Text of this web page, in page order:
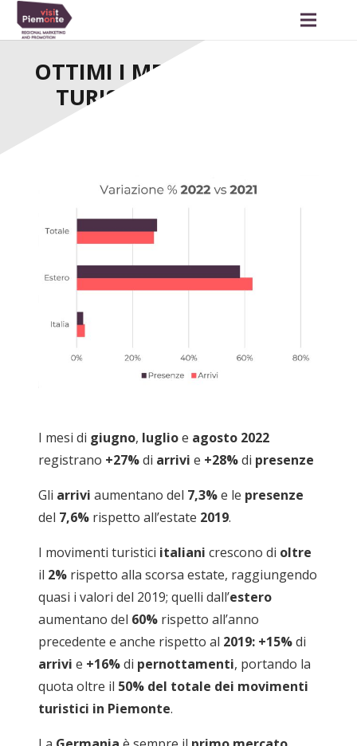
OTTIMI I MESI ESTIVI PER IL
TURISMO IN PIEMONTE
I mesi di giugno, luglioe agosto 2022
registrano +27%di arrivi e +28%di presenze
Gli arrivi aumentano del 7,3%e le presenze
del 7,6% rispetto all’estate 2019.
I movimenti turistici italiani crescono di oltre
il 2% rispetto alla scorsa estate, raggiungendo
quasi i valori del 2019; quelli dall’estero
aumentano del 60% rispetto all’anno
precedente e anche rispetto al 2019: +15%di
arrivi e +16%di pernottamenti, portando la
quota oltre il 50% del totale dei movimenti
turistici in Piemonte.